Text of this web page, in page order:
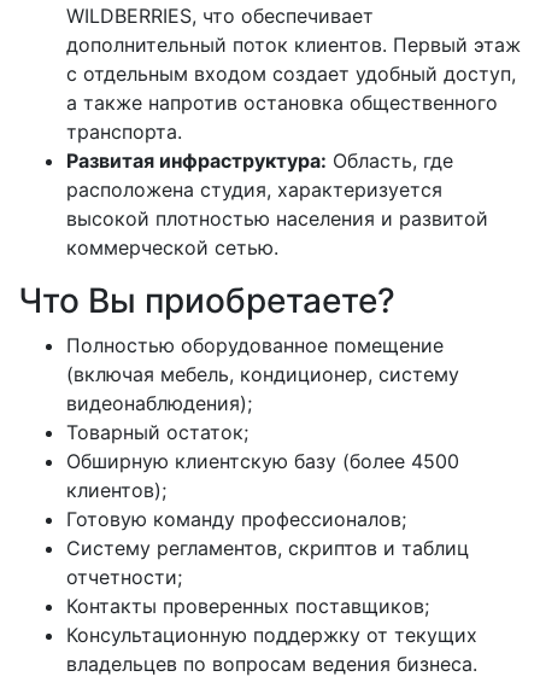
WILDBERRIES, что обеспечивает
дополнительный поток клиентов. Первый этаж
с отдельным входом создает удобный доступ,
а также напротив остановка общественного
транспорта.
Развитая инфраструктура: Область, где
расположена студия, характеризуется
высокой плотностью населения и развитой
коммерческой сетью.
Что Вы приобретаете?
Полностью оборудованное помещение
(включая мебель, кондиционер, систему
видеонаблюдения);
Товарный остаток;
Обширную клиентскую базу (более 4500
клиентов);
Готовую команду профессионалов;
Систему регламентов, скриптов и таблиц
отчетности;
Контакты проверенных поставщиков;
Консультационную поддержку от текущих
владельцев по вопросам ведения бизнеса.